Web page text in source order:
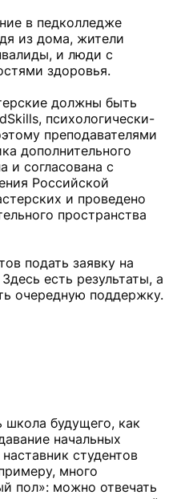
в педколледже
из дома, жители
и люди с
здоровья.
должны быть
психологически-
преподавателями
дополнительного
и согласована с
Российской
и проведено
пространства
подать заявку на
есть результаты, а
очередную поддержку.
будущего, как
начальных
студентов
много
пол»: можно отвечать